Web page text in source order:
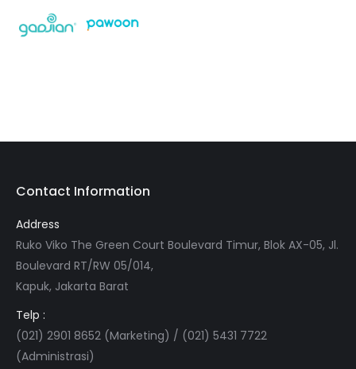
Contact Information
Address
Ruko Viko The Green Court Boulevard Timur, Blok AX-05, Jl.
Boulevard RT/RW 05/014,
Kapuk, Jakarta Barat
Telp :
(021) 2901 8652 (Marketing) / (021) 5431 7722
(Administrasi)